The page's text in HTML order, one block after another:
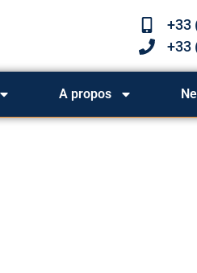
+33
+33
A propos